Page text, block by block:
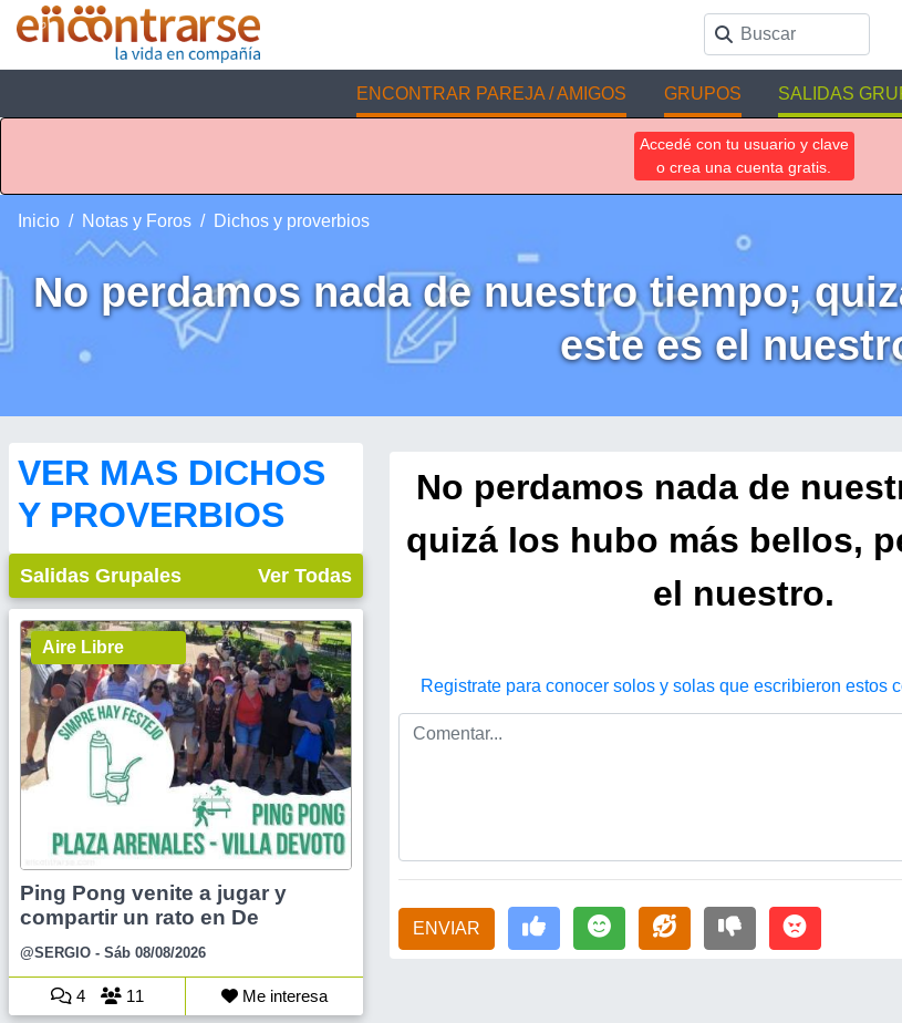
ENCONTRAR PAREJA / AMIGOS GRUPOS SALIDAS
Accedé con tu usuario y clave
o crea una cuenta gratis.
Inicio Notas y Foros Dichos y proverbios
No perdamos nada de nuestro tiempo;
este es el
VER MAS DICHOS
Y PROVERBIOS
Salidas Grupales Ver Todas
Aire Libre
Ping Pong venite a jugar y
compartir un rato en De
@SERGIO - Sáb 08/08/2026
4 11 Me interesa
No perdamos nada de
quizá los hubo más bellos,
el nuestro.
Registrate para conocer solos y solas que escribieron estos
ENVIAR